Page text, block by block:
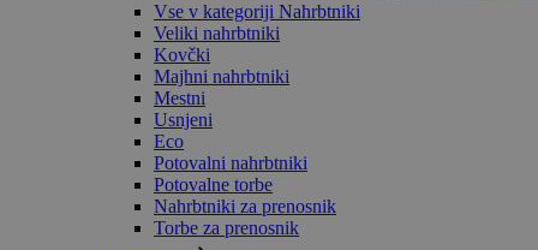
Vse v kategoriji Nahrbtniki
Veliki nahrbtniki
Kovčki
Majhni nahrbtniki
Mestni
Usnjeni
Eco
Potovalni nahrbtniki
Potovalne torbe
Nahrbtniki za prenosnik
Torbe za prenosnik